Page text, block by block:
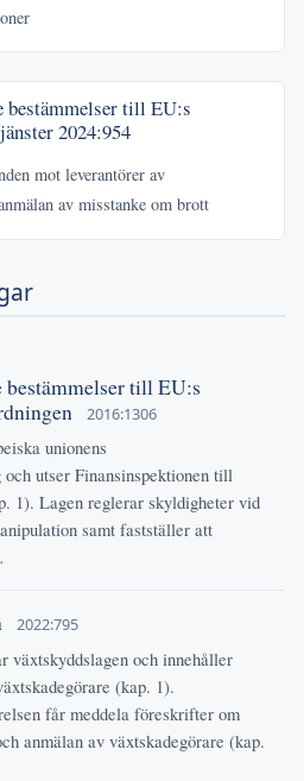
bestämmelser till EU:s
2024:954
mot leverantörer av
av misstanke om brott
till EU:s
2016:1306
unionens
utser Finansinspektionen till
1). Lagen reglerar skyldigheter vid
samt fastställer att
2022:795
växtskyddslagen och innehåller
(kap. 1).
får meddela föreskrifter om
anmälan av växtskadegörare (kap.